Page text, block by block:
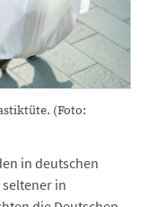
(Foto:
in deutschen
in